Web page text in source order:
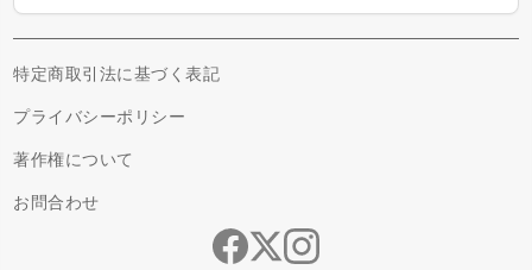
特定商取引法に基づく表記
プライバシーポリシー
著作権について
お問合わせ